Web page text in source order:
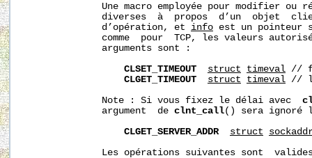
Une macro employée pour modifier ou
diverses  à  propos  d’un  objet
              d’opération, et
info est un pointeur
comme  pour  TCP, les valeurs
              arguments sont :
CLSET_TIMEOUT
struct timeval //
CLGET_TIMEOUT
struct timeval //
              Note : Si vous fixez le délai avec
              argument  de
clnt_call() sera ignoré
CLGET_SERVER_ADDR
struct
Les opérations suivantes sont